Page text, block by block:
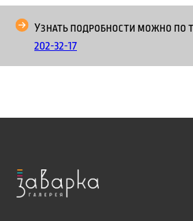
Узнать подробности можно по
202-32-17